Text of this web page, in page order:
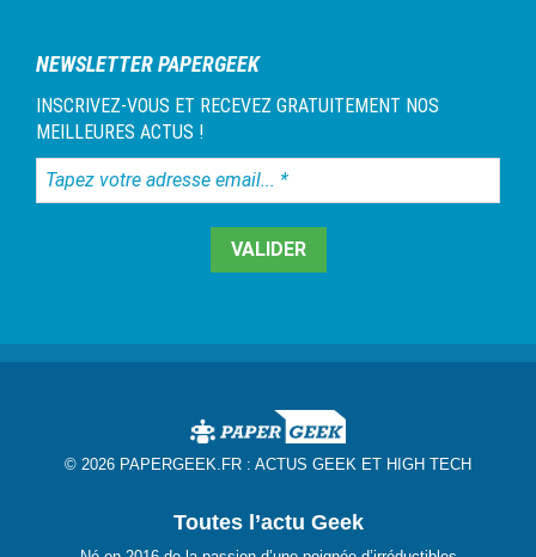
NEWSLETTER PAPERGEEK
INSCRIVEZ-VOUS ET RECEVEZ GRATUITEMENT NOS
MEILLEURES ACTUS !
Tapez
votre
© 2026 PAPERGEEK.FR : ACTUS GEEK ET HIGH TECH
Toutes l’actu Geek